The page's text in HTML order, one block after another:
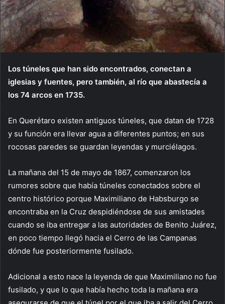
Los túneles que han sido encontrados, conectan a
iglesias y fuentes, pero también, al río que abastecía a
los 74 arcos en 1735.
En Querétaro existen antiguos túneles, que datan de 1728
y su función era llevar agua a diferentes puntos; en sus
rocosas paredes se guardan leyendas y murciélagos.
La mañana del 15 de mayo de 1867, comenzaron los
rumores sobre que había túneles conectados sobre el
centro histórico porque Maximiliano de Habsburgo se
encontraba en la Cruz despidiéndose de sus amistades
cuando se iba entregar a las autoridades de Benito Juárez,
en poco tiempo llegó hacia el Cerro de las Campanas
dónde fue posteriormente fusilado.
Adicional a esto nace la leyenda de que Maximiliano no fue
fusilado, y que lo que había hecho toda la mañana era